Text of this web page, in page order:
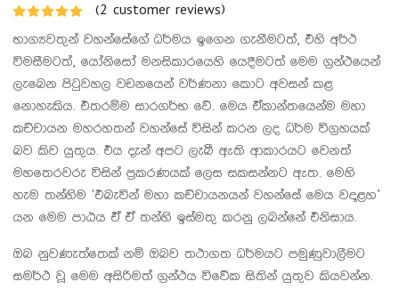
(2 customer reviews)
භාග්‍යවතුන් වහන්සේගේ ධර්මය ඉගෙන ගැනීමටත්, එහි අර්ථ
විමසීමටත්, යෝනිසෝ මනසිකාරයෙහි යෙදීමටත් මෙම ග්‍රන්ථයෙන්
ලැබෙන පිටුවහල වචනයෙන් වර්ණනා කොට අවසන් කළ
නොහැකිය. එතරම්ම සාරගර්භ වේ. මෙය ඒකාන්තයෙන්ම මහා
කච්චායන මහරහතන් වහන්සේ විසින් කරන ලද ධර්ම විග්‍රහයක්
බව කිව යුතුය. එය දැන් අපට ලැබී ඇති ආකාරයට වෙනත්
මහතෙරවරු විසින් ප්‍රකරණයක් ලෙස සකසන්නට ඇත. මෙහි
හැම තන්හිම ‘එබැවින් මහා කච්චායනයන් වහන්සේ මෙය වදාළහ’
යන මෙම පාඨය ඒ ඒ තන්හි ඉස්මතු කරනු ලබන්නේ එනිසාය.
ඔබ නුවණැත්තෙක් නම් ඔබව තථාගත ධර්මයට පමුණුවාලීමට
සමර්ථ වූ මෙම අසිරිමත් ග්‍රන්ථය විවේක සිතින් යුතුව කියවන්න.